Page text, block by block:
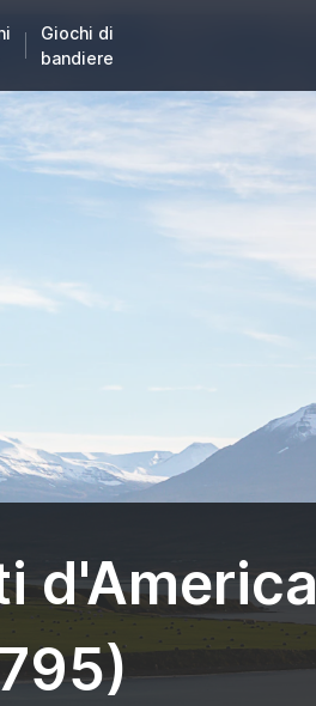
Giochi di
bandiere
d'America